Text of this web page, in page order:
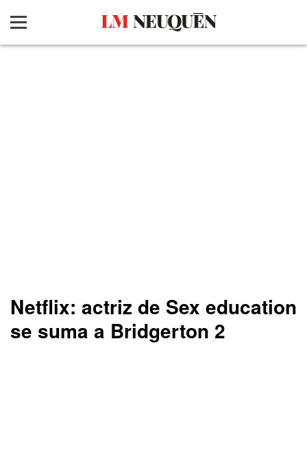
Netflix: actriz de Sex education
se suma a Bridgerton 2